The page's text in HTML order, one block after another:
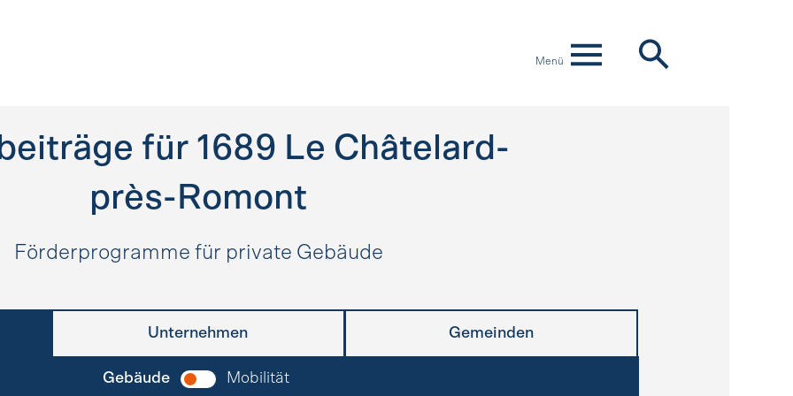
Menü
für 1689 Le Châtelard-
près-Romont
Förderprogramme für private Gebäude
Unternehmen Gemeinden
Gebäude Mobilität